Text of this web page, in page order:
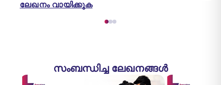
ലേഖനം വായിക്കുക
സംബന്ധിച്ച ലേഖനങ്ങൾ